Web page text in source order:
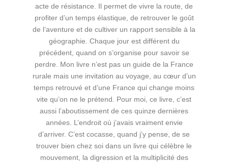
acte de résistance. Il permet de vivre la route, de
profiter d’un temps élastique, de retrouver le goût
de l’aventure et de cultiver un rapport sensible à la
géographie. Chaque jour est différent du
précédent, quand on s’organise pour savoir se
perdre. Mon livre n’est pas un guide de la France
rurale mais une invitation au voyage, au cœur d’un
temps retrouvé et d’une France qui change moins
vite qu’on ne le prétend. Pour moi, ce livre, c’est
aussi l’aboutissement de ces quinze dernières
années. L’endroit où j’avais vraiment envie
d’arriver. C’est cocasse, quand j’y pense, de se
trouver bien chez soi dans un livre qui célèbre le
mouvement, la digression et la multiplicité des